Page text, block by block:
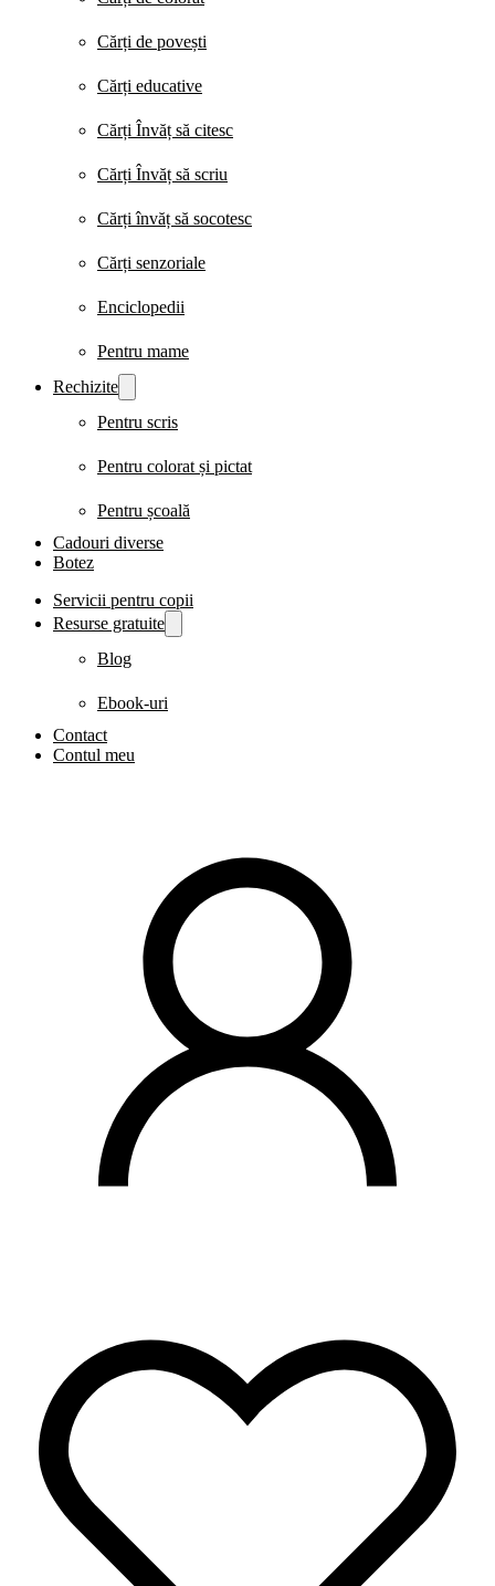
Cărți de povești
Cărți educative
Cărți Învăț să citesc
Cărți Învăț să scriu
Cărți învăț să socotesc
Cărți senzoriale
Enciclopedii
Pentru mame
Rechizite
Pentru scris
Pentru colorat și pictat
Pentru școală
Cadouri diverse
Botez
Servicii pentru copii
Resurse gratuite
Blog
Ebook-uri
Contact
Contul meu